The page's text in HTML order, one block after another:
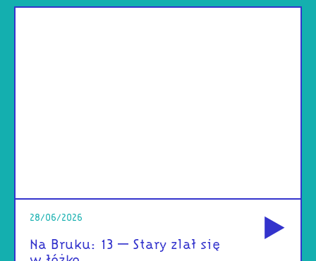
28/06/2026
Na Bruku: 13 – Stary zlał się